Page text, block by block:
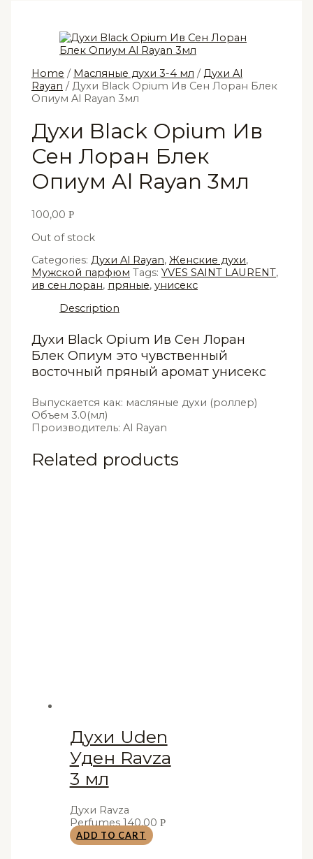
Home / Масляные духи 3-4 мл /Духи Al
Rayan / Духи Black Opium Ив Сен Лоран Блек
Опиум Al Rayan 3мл
Духи Black Opium Ив
Сен Лоран Блек
Опиум Al Rayan 3мл
100,00Р
Out of stock
Categories:Духи Al Rayan,Женские духи,
Мужской парфюм Tags:YVES SAINT LAURENT,
ив сен лоран, пряные,унисекс
Description
Духи Black Opium Ив Сен Лоран
Блек Опиум это чувственный
восточный пряный аромат унисекс
Выпускается как: масляные духи (роллер)
Объем 3.0(мл)
Производитель: Al Rayan
Related products
Духи Uden
Уден Ravza
3 мл
Духи Ravza
Perfumes140,00 Р
ADD TO CART